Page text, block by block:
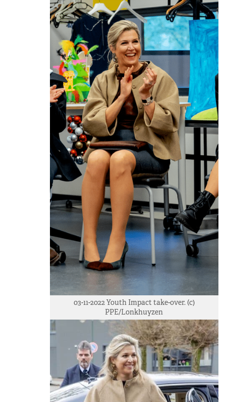
03-11-2022 Youth Impact take-over. (c)
PPE/Lonkhuyzen